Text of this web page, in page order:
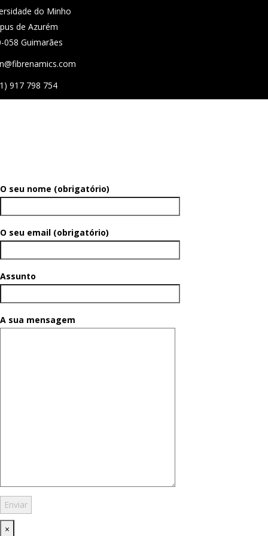
do Minho
de Azurém
058 Guimarães
917 798 754
O seu nome (obrigatório)
O seu email (obrigatório)
Assunto
A sua mensagem
×